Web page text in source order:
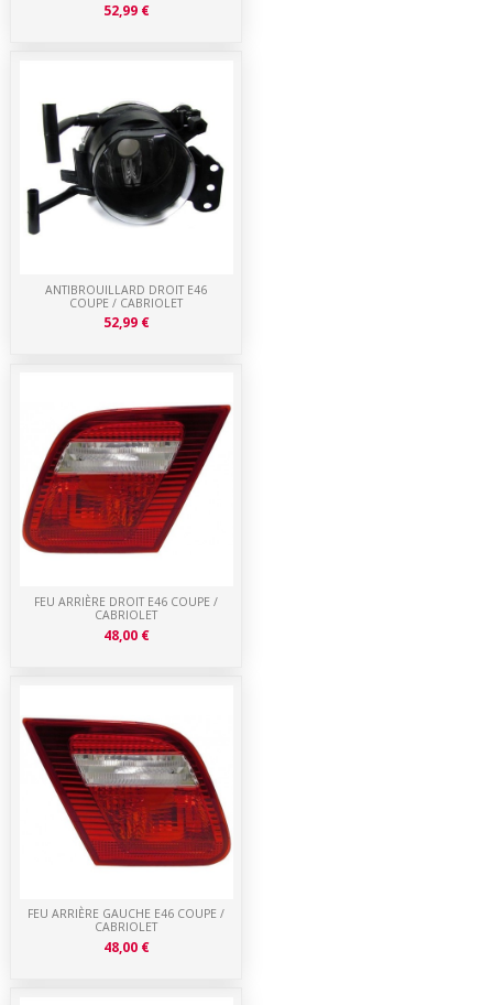
FEU ARRIÈRE GAUCHE E46 COUPE /
CABRIOLET
48,00 €
FEU ARRIÈRE DROIT E46 COUPE /
CABRIOLET
48,00 €
ANTIBROUILLARD DROIT E46
COUPE / CABRIOLET
52,99 €
52,99 €